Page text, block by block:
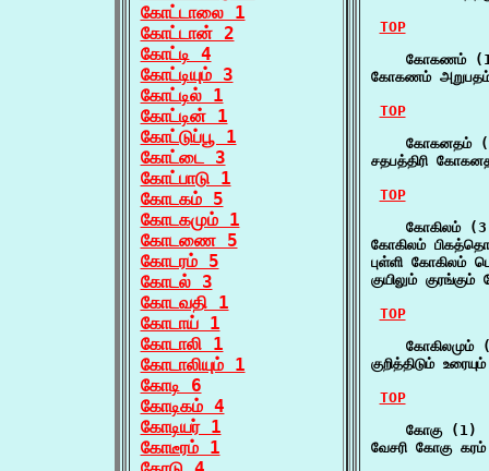
கோட்டாலை 1
கோட்டான் 2
கோட்டி 4
கோட்டியும் 3
கோட்டில் 1
கோட்டின் 1
கோட்டுப்பூ 1
கோட்டை 3
கோட்பாடு 1
கோடகம் 5
கோடகமும் 1
கோடணை 5
கோடரம் 5
கோடல் 3
கோடவதி 1
கோடாய் 1
கோடாலி 1
கோடாலியும் 1
கோடி 6
கோடிகம் 4
கோடியர் 1
கோடீரம் 1
TOP
கோகணம்
கோகணம்
TOP
கோகனதம்
சதபத்திரி
TOP
கோகிலம்
கோகிலம்
புள்ளி
குயிலும்
TOP
கோகிலமும்
குறித்திடும்
TOP
    கோகு (1)
வேசரி கோகு